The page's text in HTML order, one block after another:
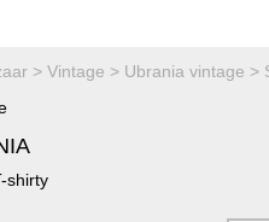
> Vintage > Ubrania vintage >
shirty